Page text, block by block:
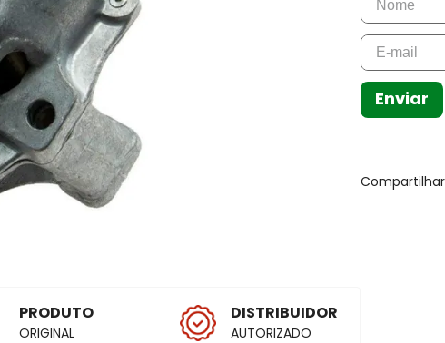
PRODUTO
ORIGINAL
DISTRIBUIDOR
AUTORIZADO
Enviar
Compartilhar